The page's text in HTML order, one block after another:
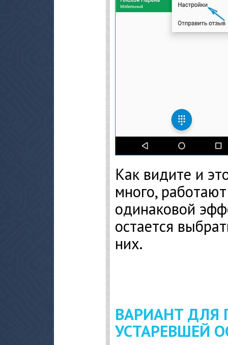
Как видите и
много,
одинаковой
остается
них.
ВАРИАНТ ДЛЯ
УСТАРЕВШЕЙ